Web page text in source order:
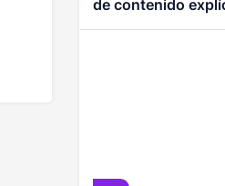
de contenido
hecho con IA